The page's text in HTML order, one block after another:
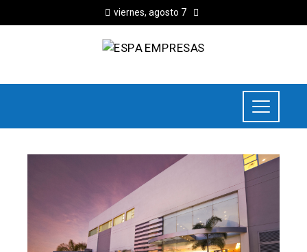
viernes, agosto 7